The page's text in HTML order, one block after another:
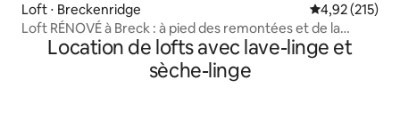
Loft ⋅ Breckenridge Évaluation
4,92 (215)
Loft RÉNOVÉ à Breck : à pied des remontées et de la
ville/4 personnes
Location de lofts avec lave-linge et
sèche-linge